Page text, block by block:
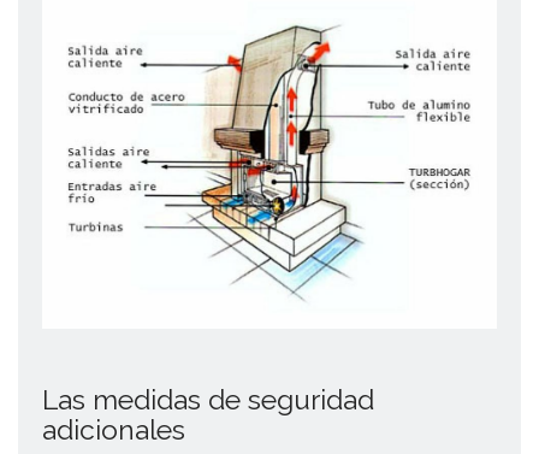
Las medidas de seguridad
adicionales